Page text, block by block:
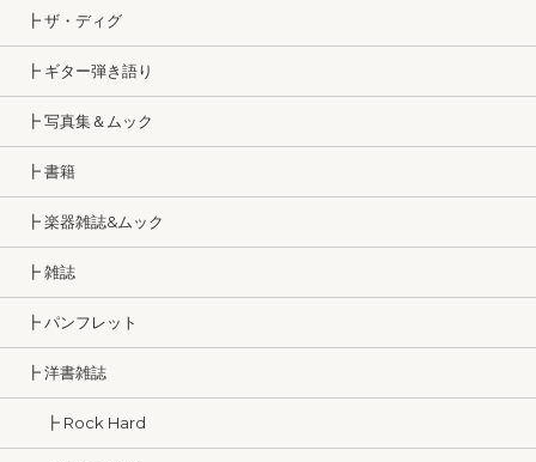
┣ ザ・ディグ
┣ ギター弾き語り
┣ 写真集＆ムック
┣ 書籍
┣ 楽器雑誌&ムック
┣ 雑誌
┣ パンフレット
┣ 洋書雑誌
┣ Rock Hard